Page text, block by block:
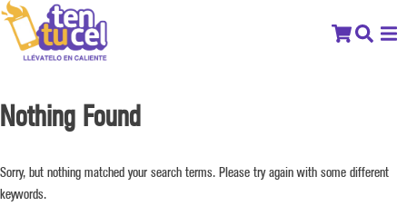
Nothing Found
Sorry, but nothing matched your search terms. Please try again with some different
keywords.